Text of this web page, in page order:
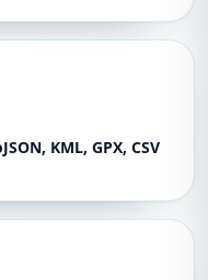
KML, GPX, CSV